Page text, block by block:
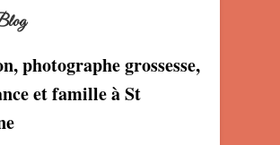
photographe grossesse,
et famille à St